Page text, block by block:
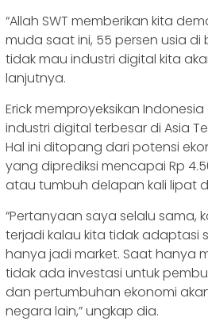
“Allah SWT memberikan kita
muda saat ini, 55 persen usia
tidak mau industri digital kita
lanjutnya.
Erick memproyeksikan
industri digital terbesar di Asia
Hal ini ditopang dari potensi
yang diprediksi mencapai Rp
atau tumbuh delapan kali lipat
“Pertanyaan saya selalu sama,
terjadi kalau kita tidak adaptasi
hanya jadi market. Saat hanya
tidak ada investasi untuk
dan pertumbuhan ekonomi
negara lain,” ungkap dia.